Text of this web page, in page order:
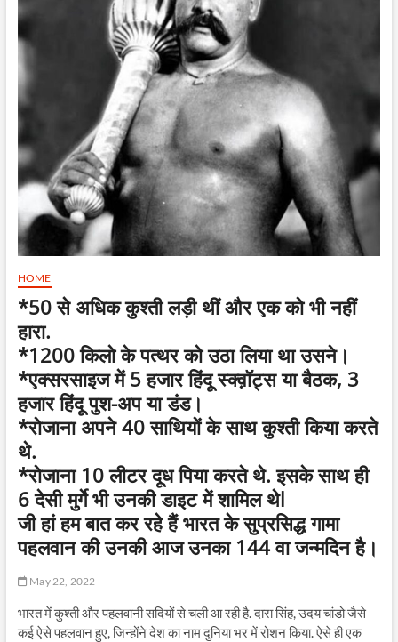
HOME
*50 से अधिक कुश्ती लड़ी थीं और एक को भी नहीं
हारा.
*1200 किलो के पत्थर को उठा लिया था उसने।
*एक्सरसाइज में 5 हजार हिंदू स्क्व़ॉट्स या बैठक, 3
हजार हिंदू पुश-अप या डंड।
*रोजाना अपने 40 साथियों के साथ कुश्ती किया करते
थे.
*रोजाना 10 लीटर दूध पिया करते थे. इसके साथ ही
6 देसी मुर्गे भी उनकी डाइट में शामिल थेl
जी हां हम बात कर रहे हैं भारत के सुप्रसिद्ध गामा
पहलवान की उनकी आज उनका 144 वा जन्मदिन है।
May 22, 2022
भारत में कुश्ती और पहलवानी सदियों से चली आ रही है. दारा सिंह, उदय चांडो जैसे
कई ऐसे पहलवान हुए, जिन्होंने देश का नाम दुनिया भर में रोशन किया. ऐसे ही एक